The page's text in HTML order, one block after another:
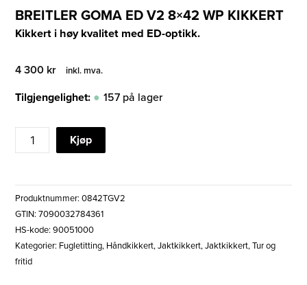
BREITLER GOMA ED V2 8×42 WP KIKKERT
Kikkert i høy kvalitet med ED-optikk.
4 300 kr inkl. mva.
Tilgjengelighet: 157 på lager
BREITLER
GOMA
v2
8x42
WP
KIKKERT
antall
Kjøp
Produktnummer:0842TGV2
GTIN: 7090032784361
HS-kode: 90051000
Kategorier: Fugletitting, Håndkikkert,Jaktkikkert,Jaktkikkert,Tur og
fritid